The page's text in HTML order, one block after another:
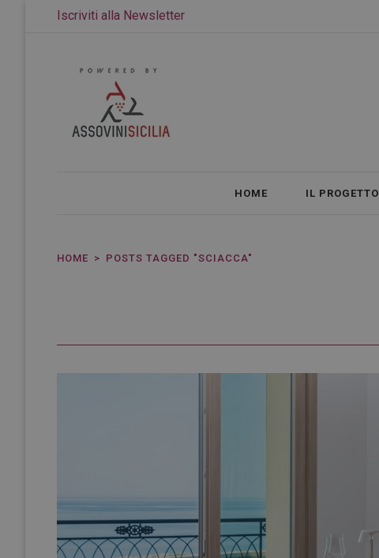
Iscriviti alla Newsletter
HOME IL PROGETTO
HOME POSTS TAGGED "SCIACCA"